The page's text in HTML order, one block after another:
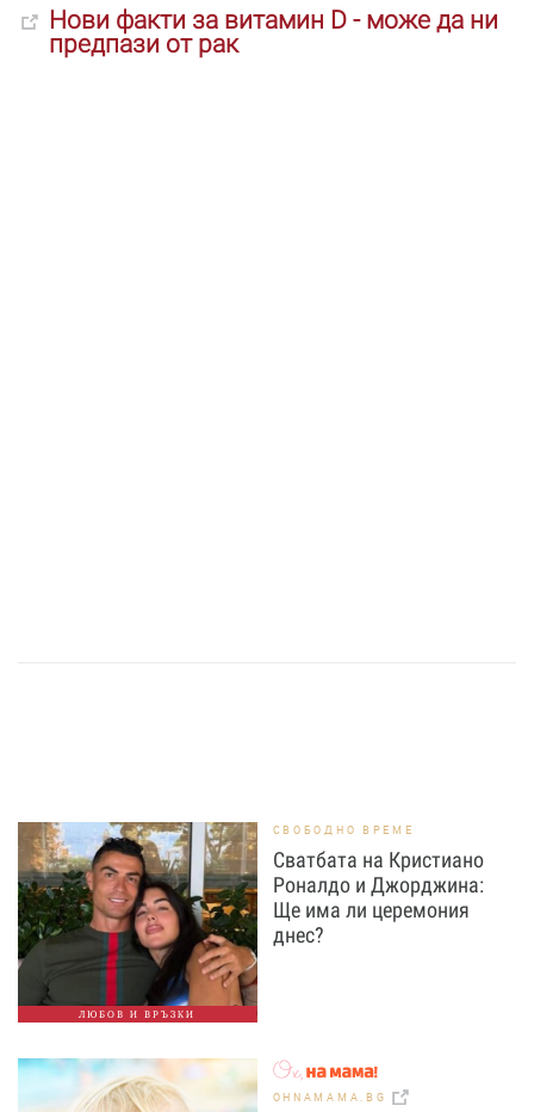
Нови факти за витамин D - може да ни
предпази от рак
ЛЮБОВ И ВРЪЗКИ
СВОБОДНО ВРЕМЕ
Сватбата на Кристиано
Роналдо и Джорджина:
Ще има ли церемония
днес?
OHNAMAMA.BG